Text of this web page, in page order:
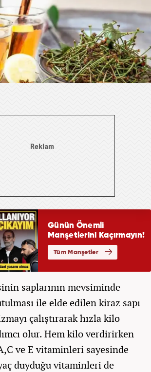
saplarının mevsiminde
ile elde edilen kiraz sapı
çalıştırarak hızla kilo
olur. Hem kilo verdirirken
ve E vitaminleri sayesinde
duyduğu vitaminleri de